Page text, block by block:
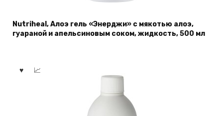
Nutriheal, Алоэ гель «Энерджи» с мякотью алоэ,
гуараной и апельсиновым соком, жидкость, 500 мл